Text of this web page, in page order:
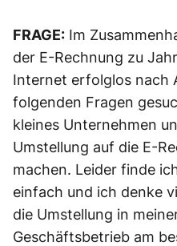
FRAGE: Im
der E-Rechnung zu
Internet erfolglos nach
folgenden Fragen
kleines Unternehmen
Umstellung auf die E-
machen. Leider finde
einfach und ich denke
die Umstellung in
Geschäftsbetrieb am